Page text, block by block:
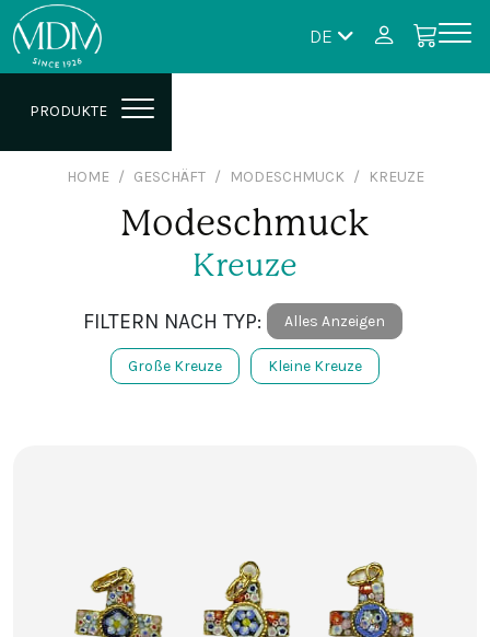
DE
PRODUKTE
HOME GESCHÄFT MODESCHMUCK KREUZE
Modeschmuck
Kreuze
FILTERN NACH TYP: Alles Anzeigen
Große Kreuze Kleine Kreuze